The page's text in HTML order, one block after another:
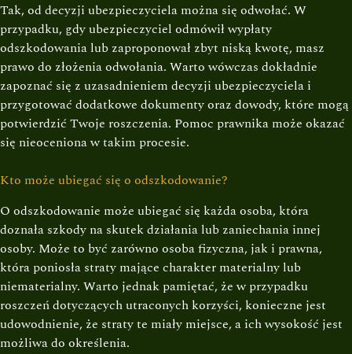
Tak, od decyzji ubezpieczyciela można się odwołać. W
przypadku, gdy ubezpieczyciel odmówił wypłaty
odszkodowania lub zaproponował zbyt niską kwotę, masz
prawo do złożenia odwołania. Warto wówczas dokładnie
zapoznać się z uzasadnieniem decyzji ubezpieczyciela i
przygotować dodatkowe dokumenty oraz dowody, które mogą
potwierdzić Twoje roszczenia. Pomoc prawnika może okazać
się nieoceniona w takim procesie.
Kto może ubiegać się o odszkodowanie?
O odszkodowanie może ubiegać się każda osoba, która
doznała szkody na skutek działania lub zaniechania innej
osoby. Może to być zarówno osoba fizyczna, jak i prawna,
która poniosła straty mające charakter materialny lub
niematerialny. Warto jednak pamiętać, że w przypadku
roszczeń dotyczących utraconych korzyści, konieczne jest
udowodnienie, że straty te miały miejsce, a ich wysokość jest
możliwa do określenia.